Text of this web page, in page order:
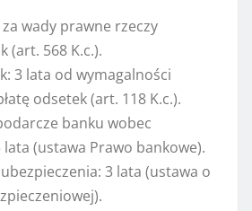
wady prawne rzeczy
(art. 568 K.c.).
3 lata od wymagalności
odsetek (art. 118 K.c.).
banku wobec
(ustawa Prawo bankowe).
3 lata (ustawa o